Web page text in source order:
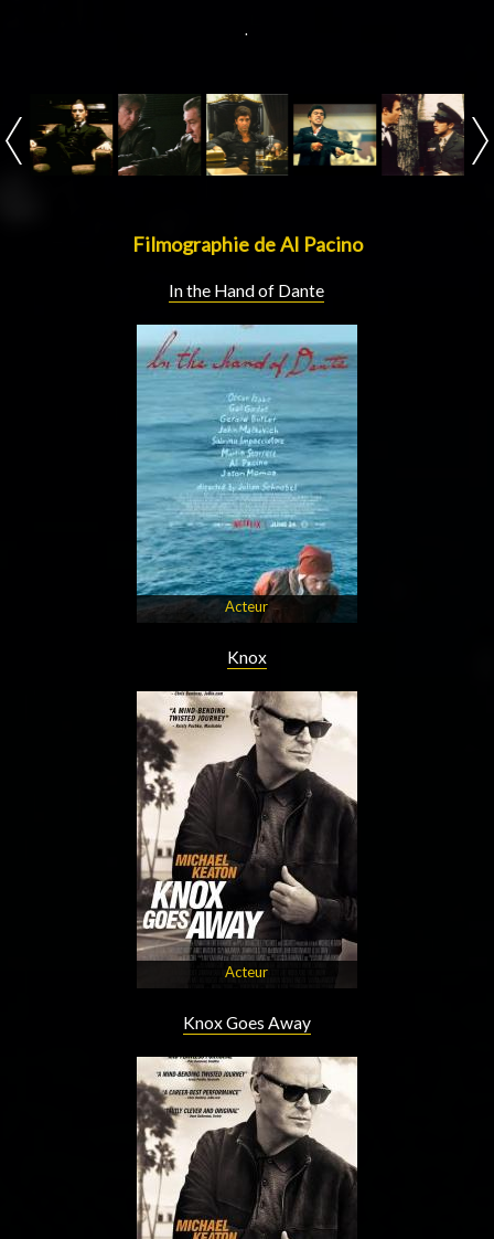
.
Filmographie de Al Pacino
In the Hand of Dante
Acteur
Knox
Acteur
Knox Goes Away